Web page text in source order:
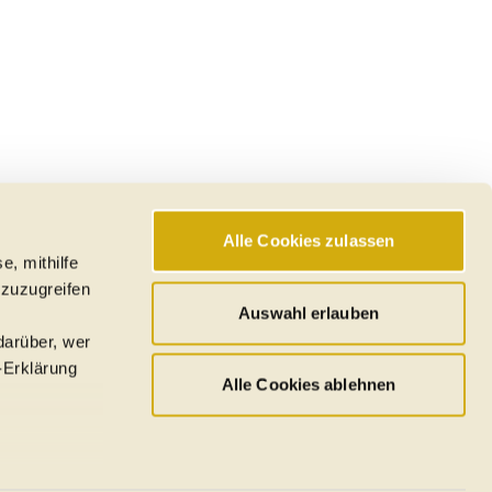
mithilfe
wer
Alle Cookies zulassen
Auswahl erlauben
Alle Cookies ablehnen